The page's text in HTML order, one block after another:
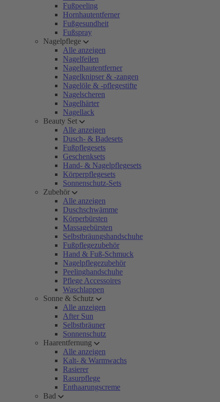
Fußpeeling
Hornhautentferner
Fußgesundheit
Fußspray
Nagelpflege
Alle anzeigen
Nagelfeilen
Nagelhautentferner
Nagelknipser & -zangen
Nagelöle & -pflegestifte
Nagelscheren
Nagelhärter
Nagellack
Beauty Set
Alle anzeigen
Dusch- & Badesets
Fußpflegesets
Geschenksets
Hand- & Nagelpflegesets
Körperpflegesets
Sonnenschutz-Sets
Zubehör
Alle anzeigen
Duschschwämme
Körperbürsten
Massagebürsten
Selbstbräungshandschuhe
Fußpflegezubehör
Hand & Fuß-Schmuck
Nagelpflegezubehör
Peelinghandschuhe
Pflege Accessoires
Waschlappen
Sonne & Schutz
Alle anzeigen
After Sun
Selbstbräuner
Sonnenschutz
Haarentfernung
Alle anzeigen
Kalt- & Warmwachs
Rasierer
Rasurpflege
Enthaarungscreme
Bad